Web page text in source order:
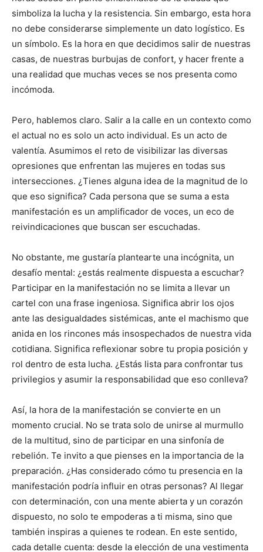
simboliza la lucha y la resistencia. Sin embargo, esta hora
no debe considerarse simplemente un dato logístico. Es
un símbolo. Es la hora en que decidimos salir de nuestras
casas, de nuestras burbujas de confort, y hacer frente a
una realidad que muchas veces se nos presenta como
incómoda.
Pero, hablemos claro. Salir a la calle en un contexto como
el actual no es solo un acto individual. Es un acto de
valentía. Asumimos el reto de visibilizar las diversas
opresiones que enfrentan las mujeres en todas sus
intersecciones. ¿Tienes alguna idea de la magnitud de lo
que eso significa? Cada persona que se suma a esta
manifestación es un amplificador de voces, un eco de
reivindicaciones que buscan ser escuchadas.
No obstante, me gustaría plantearte una incógnita, un
desafío mental: ¿estás realmente dispuesta a escuchar?
Participar en la manifestación no se limita a llevar un
cartel con una frase ingeniosa. Significa abrir los ojos
ante las desigualdades sistémicas, ante el machismo que
anida en los rincones más insospechados de nuestra vida
cotidiana. Significa reflexionar sobre tu propia posición y
rol dentro de esta lucha. ¿Estás lista para confrontar tus
privilegios y asumir la responsabilidad que eso conlleva?
Así, la hora de la manifestación se convierte en un
momento crucial. No se trata solo de unirse al murmullo
de la multitud, sino de participar en una sinfonía de
rebelión. Te invito a que pienses en la importancia de la
preparación. ¿Has considerado cómo tu presencia en la
manifestación podría influir en otras personas? Al llegar
con determinación, con una mente abierta y un corazón
dispuesto, no solo te empoderas a ti misma, sino que
también inspiras a quienes te rodean. En este sentido,
cada detalle cuenta: desde la elección de una vestimenta